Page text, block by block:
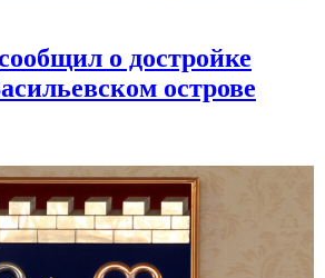
о достройке
острове